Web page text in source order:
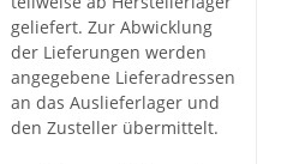
geliefert. Zur Abwicklung
der Lieferungen werden
angegebene Lieferadressen
an das Auslieferlager und
den Zusteller übermittelt.